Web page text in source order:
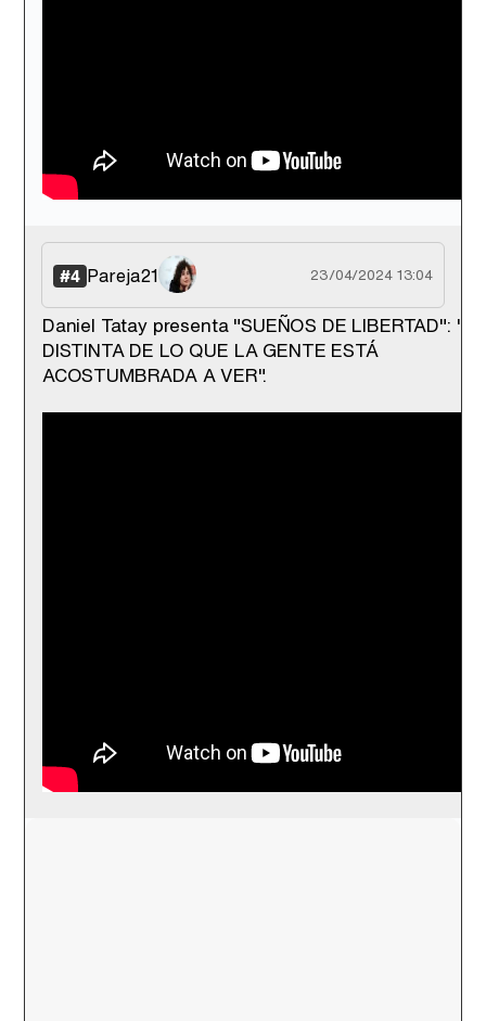
#4 Pareja21 23/04/2024 13:04
Daniel Tatay presenta "SUEÑOS DE LIBERTAD": "Es
DISTINTA DE LO QUE LA GENTE ESTÁ
ACOSTUMBRADA A VER".